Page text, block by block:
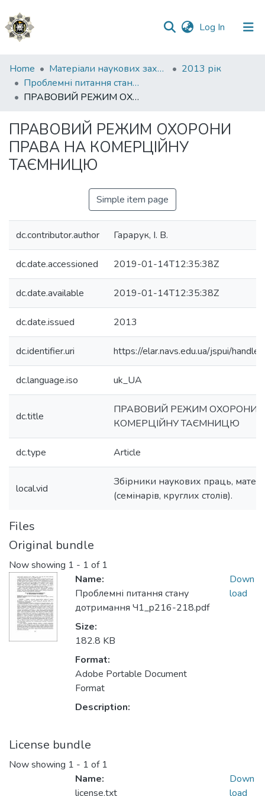
Log In (current)
Communities
&
Collections
Statistics
Home Матеріали наукових заходів
2013 рік
Проблемні питання стану дотримання захисту прав людини в Україні
ПРАВОВИЙ РЕЖИМ ОХОРОНИ ПРАВА НА КОМЕРЦІЙНУ ТАЄМНИЦЮ
ПРАВОВИЙ РЕЖИМ ОХОРОНИ
ПРАВА НА КОМЕРЦІЙНУ
ТАЄМНИЦЮ
Simple item page
dc.contributor.author Гарарук, І. В.
dc.date.accessioned 2019-01-14T12:35:38Z
dc.date.available 2019-01-14T12:35:38Z
dc.date.issued 2013
dc.identifier.uri https://elar.navs.edu.ua/jspui/
dc.language.iso uk_UA
dc.title
ПРАВОВИЙ РЕЖИМ ОХОРОНИ
КОМЕРЦІЙНУ ТАЄМНИЦЮ
dc.type Article
local.vid
Збірники наукових праць,
(семінарів, круглих столів).
Files
Original bundle
Now showing 1 - 1 of 1
Name:
Проблемні питання стану
дотримання Ч1_p216-218.pdf
Size:
182.8 KB
Format:
Adobe Portable Document
Format
Description:
Down
load
License bundle
Now showing 1 - 1 of 1
Name:
license.txt
Down
load